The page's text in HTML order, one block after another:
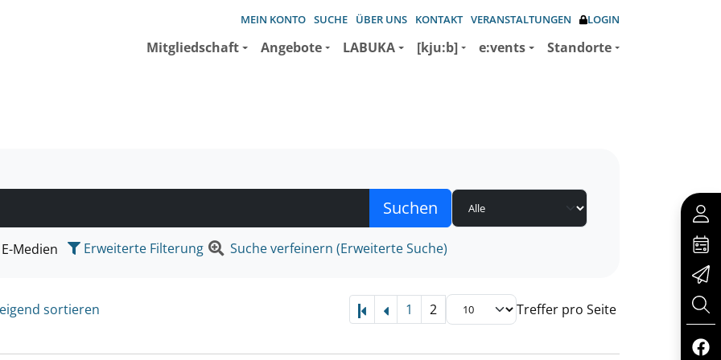
MEIN KONTO SUCHE ÜBER UNS KONTAKT VERANSTALTUNGEN LOGIN
Mitgliedschaft Angebote LABUKA [kju:b] e:vents Standorte
suchen wollen.
E-Medien Erweiterte Filterung Suche verfeinern (Erweiterte Suche)
sortieren 1 2 Treffer pro Seite